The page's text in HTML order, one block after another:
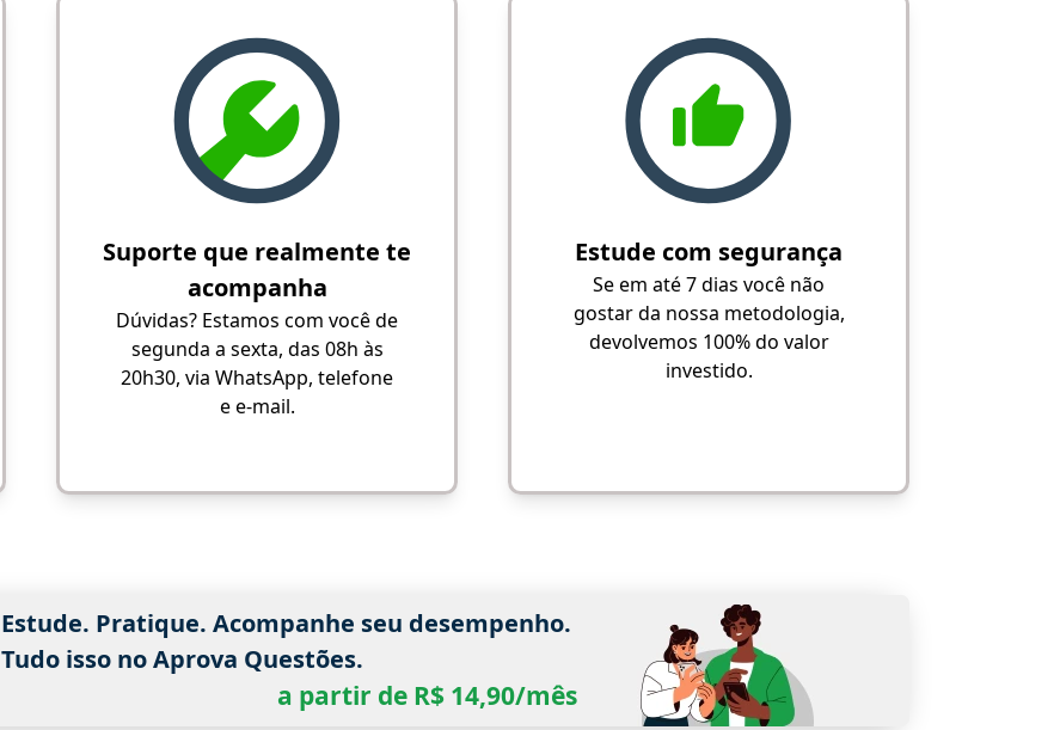
Suporte que realmente te
acompanha
Dúvidas? Estamos com você de
segunda a sexta, das 08h às
20h30, via WhatsApp, telefone
e e-mail.
Estude com segurança
Se em até 7 dias você não
gostar da nossa metodologia,
devolvemos 100% do valor
investido.
Estude. Pratique. Acompanhe seu desempenho.
Tudo isso no Aprova Questões.
a partir de R$ 14,90/mês